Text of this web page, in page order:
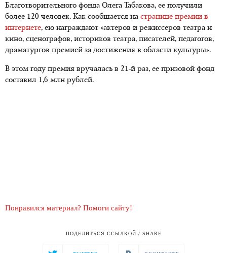
Благотворительного фонда Олега Табакова, ее получили
более 120 человек. Как сообщается на странице премии в
интернете, ею награждают «актеров и режиссеров театра и
кино, сценографов, историков театра, писателей, педагогов,
драматургов премией за достижения в области культуры».
В этом году премия вручалась в 21-й раз, ее призовой фонд
составил 1,6 млн рублей.
Понравился материал? Помоги сайту!
ПОДЕЛИТЬСЯ ССЫЛКОЙ / SHARE